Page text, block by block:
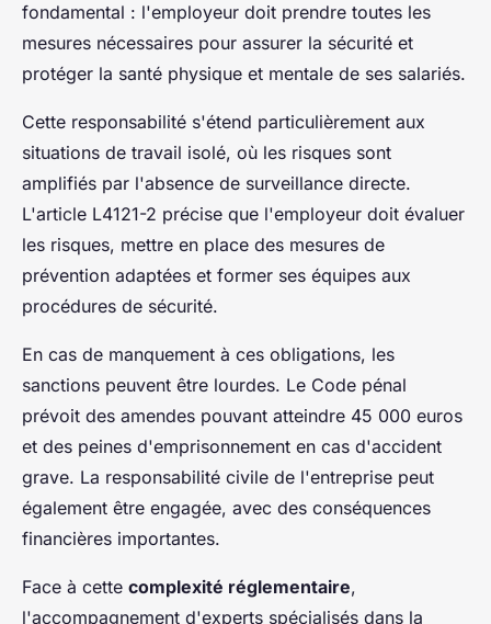
fondamental : l'employeur doit prendre toutes les
mesures nécessaires pour assurer la sécurité et
protéger la santé physique et mentale de ses salariés.
Cette responsabilité s'étend particulièrement aux
situations de travail isolé, où les risques sont
amplifiés par l'absence de surveillance directe.
L'article L4121-2 précise que l'employeur doit évaluer
les risques, mettre en place des mesures de
prévention adaptées et former ses équipes aux
procédures de sécurité.
En cas de manquement à ces obligations, les
sanctions peuvent être lourdes. Le Code pénal
prévoit des amendes pouvant atteindre 45 000 euros
et des peines d'emprisonnement en cas d'accident
grave. La responsabilité civile de l'entreprise peut
également être engagée, avec des conséquences
financières importantes.
Face à cette complexité réglementaire,
l'accompagnement d'experts spécialisés dans la